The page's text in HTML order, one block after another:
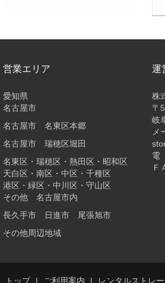
営業エリア
愛知県
名古屋市
名古屋市 名東区本郷
名古屋市 瑞穂区堀田
名東区・瑞穂区・熱田区・昭和区
天白区・南区・中区・千種区
港区・緑区・中川区・守山区
その他 名古屋市内
長久手市 日進市 尾張旭市
その他周辺地域
運
株
〒
岐
メ
電
Ｆ
トップ ご利用案内 レンタルストレ